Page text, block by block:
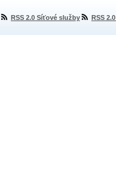
RSS 2.0 Síťové služby RSS